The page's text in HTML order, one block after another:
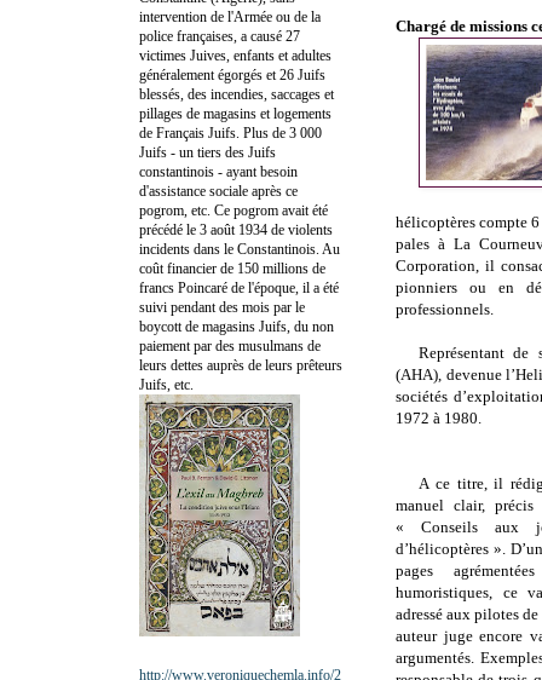
Chargé de missions
hélicoptères compte
pales à La
Corporation, il
pionniers ou en
professionnels.
Représentant de
(AHA), devenue
sociétés
1972 à 1980.
Ace titre, il
manuel clair,
« Conseils aux
d’hélicoptères ».
pages
humoristiques, ce
adressé aux pilotes
auteur juge encore
argumentés.
intervention de l'Armée ou de la
police françaises, a causé 27
victimes Juives, enfants et adultes
généralement égorgés et 26 Juifs
blessés, des incendies, saccages et
pillages de magasins et logements
de Français Juifs. Plus de 3 000
Juifs - un tiers des Juifs
constantinois - ayant besoin
d'assistance sociale après ce
pogrom, etc. Ce pogrom avait été
précédé le 3 août 1934 de violents
incidents dans le Constantinois. Au
coût financier de 150 millions de
francs Poincaré de l'époque, il a été
suivi pendant des mois par le
boycott de magasins Juifs, du non
paiement par des musulmans de
leurs dettes auprès de leurs prêteurs
Juifs, etc.
http://www.veroniquechemla.info/2